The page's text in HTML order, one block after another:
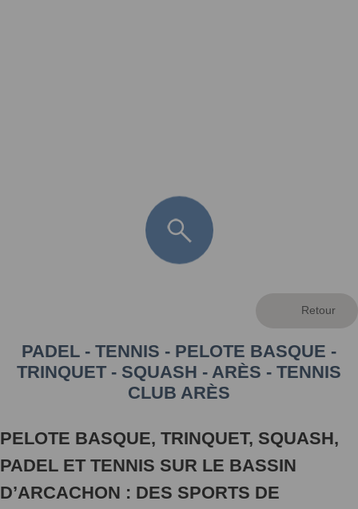
PADEL - TENNIS - PELOTE BASQUE -
TRINQUET - SQUASH - ARÈS - TENNIS
CLUB ARÈS
PELOTE BASQUE, TRINQUET, SQUASH,
PADEL ET TENNIS SUR LE BASSIN
D’ARCACHON : DES SPORTS DE